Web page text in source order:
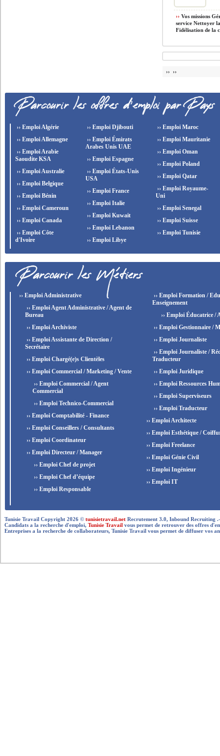
›› Vos missions
service Nettoyer
Fidélisation de la
›› ››
›› Emploi Algérie
›› Emploi Allemagne
›› Emploi Arabie
Saoudite KSA
›› Emploi Australie
›› Emploi Belgique
›› Emploi Bénin
›› Emploi Cameroun
›› Emploi Canada
›› Emploi Côte
d'Ivoire
›› Emploi Djibouti
›› Emploi Émirats
Arabes Unis UAE
›› Emploi Espagne
›› Emploi États-Unis
USA
›› Emploi France
›› Emploi Italie
›› Emploi Kuwait
›› Emploi Lebanon
›› Emploi Libye
›› Emploi Maroc
›› Emploi Mauritanie
›› Emploi Oman
›› Emploi Poland
›› Emploi Qatar
›› Emploi Royaume-
Uni
›› Emploi Senegal
›› Emploi Suisse
›› Emploi Tunisie
›› Emploi Administrative
›› Emploi Agent Administrative / Agent de
Bureau
›› Emploi Archiviste
›› Emploi Assistante de Direction /
Secrétaire
›› Emploi Chargé(e)s Clientèles
›› Emploi Commercial / Marketing / Vente
›› Emploi Commercial / Agent
Commercial
›› Emploi Technico-Commercial
›› Emploi Comptabilité - Finance
›› Emploi Conseillers / Consultants
›› Emploi Coordinateur
›› Emploi Directeur / Manager
›› Emploi Chef de projet
›› Emploi Chef d’équipe
›› Emploi Responsable
›› Emploi Formation /
Enseignement
›› Emploi Éducatrice /
›› Emploi Gestionnaire /
›› Emploi Journaliste
›› Emploi Journaliste /
Traducteur
›› Emploi Juridique
›› Emploi Ressources
›› Emploi Superviseurs
›› Emploi Traducteur
›› Emploi Architecte
›› Emploi Esthétique /
›› Emploi Freelance
›› Emploi Génie Civil
›› Emploi Ingénieur
›› Emploi IT
Tunisie Travail Copyright 2026 ©tunisietravail.net Recrutement 3.0, Inbound Recruiting
Candidats a la recherche d'emploi,Tunisie Travail vous permet de retrouver des offres
Entreprises a la recherche de collaborateurs, Tunisie Travail vous permet de diffuser vos